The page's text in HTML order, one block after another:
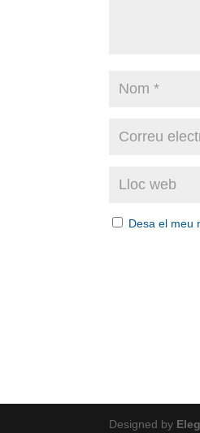
Desa el meu
Designed by